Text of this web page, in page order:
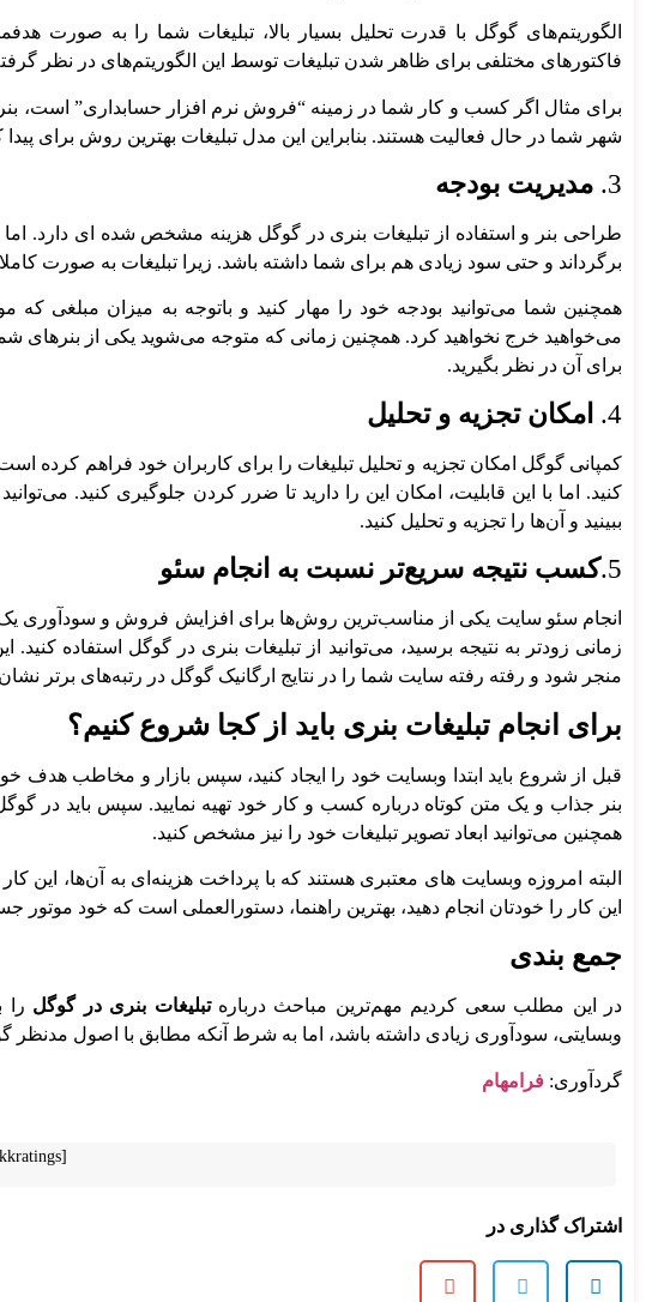
تماس با ما
مقالات
همکاری / کار آموزی
الگوریتم‌های گوگل با قدرت تحلیل بسیار بالا، تبلیغات شما را به صورت
فاکتورهای مختلفی برای ظاهر شدن تبلیغات توسط این الگوریتم‌های در نظر
برای مثال اگر کسب و کار شما در زمینه “فروش نرم افزار حسابداری” است،
شهر شما در حال فعالیت هستند. بنابراین این مدل تبلیغات بهترین روش برای
3. مدیریت بودجه
طراحی بنر و استفاده از تبلیغات بنری در گوگل هزینه مشخص شده ای دارد.
برگرداند و حتی سود زیادی هم برای شما داشته باشد. زیرا تبلیغات به صورت
همچنین شما می‌توانید بودجه خود را مهار کنید و باتوجه به میزان مبلغی
می‌خواهید خرج نخواهید کرد. همچنین زمانی که متوجه می‌شوید یکی از بنرهای
برای آن در نظر بگیرید.
4. امکان تجزیه و تحلیل
کمپانی گوگل امکان تجزیه و تحلیل تبلیغات را برای کاربران خود فراهم کرده
کنید. اما با این قابلیت، امکان این را دارید تا ضرر کردن جلوگیری کنید.
ببینید و آن‌ها را تجزیه و تحلیل کنید.
5. کسب نتیجه سریع‌تر نسبت به انجام سئو
انجام سئو سایت یکی از مناسب‌ترین روش‌ها برای افزایش فروش و سودآوری یک
زمانی زودتر به نتیجه برسید، می‌توانید از تبلیغات بنری در گوگل استفاده
منجر شود و رفته رفته سایت شما را در نتایج ارگانیک گوگل در رتبه‌های برتر
برای انجام تبلیغات بنری باید از کجا شروع کنیم؟
قبل از شروع باید ابتدا وبسایت خود را ایجاد کنید، سپس بازار و مخاطب
همچنین می‌توانید ابعاد تصویر تبلیغات خود را نیز مشخص کنید.
البته امروزه وبسایت های معتبری هستند که با پرداخت هزینه‌ای به آن‌ها،
این کار را خودتان انجام دهید، بهترین راهنما، دستورالعملی است که خود
جمع بندی
در این مطلب سعی کردیم مهم‌ترین مباحث دربارهتبلیغات بنری در گوگل را
وبسایتی، سودآوری زیادی داشته باشد، اما به شرط آنکه مطابق با اصول مدنظر
گردآوری: فرامهام
[kkratings]
اشتراک گذاری در